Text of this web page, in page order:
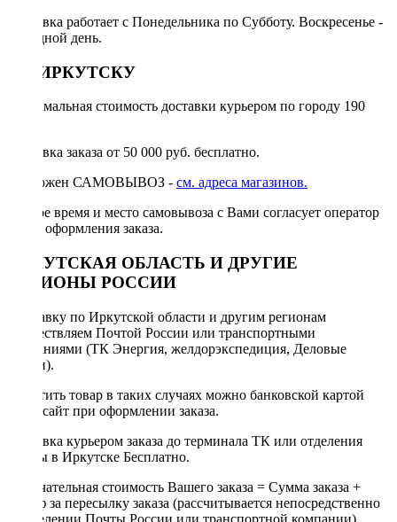
Доставка работает с Понедельника по Субботу. Воскресенье -
выходной день.
ПО ИРКУТСКУ
Минимальная стоимость доставки курьером по городу 190
Доставка заказа от 50 000 руб. бесплатно.
Возможен САМОВЫВОЗ - см. адреса магазинов.
Точное время и место самовывоза с Вами согласует оператор
после оформления заказа.
ИРКУТСКАЯ ОБЛАСТЬ И ДРУГИЕ
РЕГИОНЫ РОССИИ
Отправку по Иркутской области и другим регионам
осуществляем Почтой России или транспортными
компаниями (ТК Энергия, желдорэкспедиция, Деловые
линии).
Оплатить товар в таких случаях можно банковской картой
через сайт при оформлении заказа.
Доставка курьером заказа до терминала ТК или отделения
Почты в Иркутске Бесплатно.
Окончательная стоимость Вашего заказа = Сумма заказа +
Тариф за пересылку заказа (рассчитывается непосредственно
в отделении Почты России или транспортной компании).